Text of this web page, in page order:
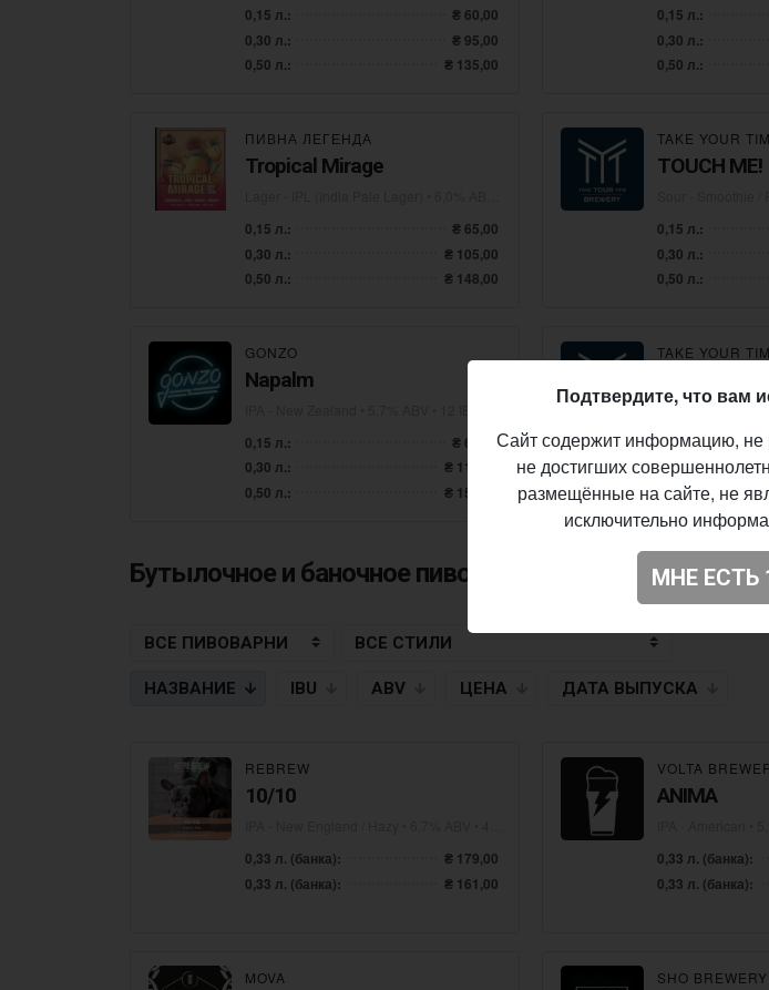
0,15 л.:
₴ 60,00
0,30 л.:
₴ 95,00
0,50 л.:
₴ 135,00
0,15 л.:
0,30 л.:
0,50 л.:
ПИВНА ЛЕГЕНДА
Tropical Mirage
0,15 л.:
₴ 65,00
0,30 л.:
₴ 105,00
0,50 л.:
₴ 148,00
TAKE YOUR
TOUCH ME!
0,15 л.:
0,30 л.:
0,50 л.:
GONZO
Napalm
0,15 л.:
₴ 65,00
0,30 л.:
₴ 110,00
0,50 л.:
₴ 152,00
TAKE YOUR
Sour - Smoothie /
0,15 л.:
0,30 л.:
0,50 л.:
Бутылочное и баночное пиво
НАЗВАНИЕ IBU ABV ЦЕНА ДАТА ВЫПУСКА
REBREW
10/10
0,33 л. (банка):
₴ 179,00
0,33 л. (банка):
₴ 161,00
VOLTA
ANIMA
0,33 л. (банка):
0,33 л. (банка):
MOVA SHO BREWERY
Подтвердите, что вам
Сайт содержит информацию,
не достигших
размещённые на сайте, не
исключительно
МНЕ ЕСТЬ